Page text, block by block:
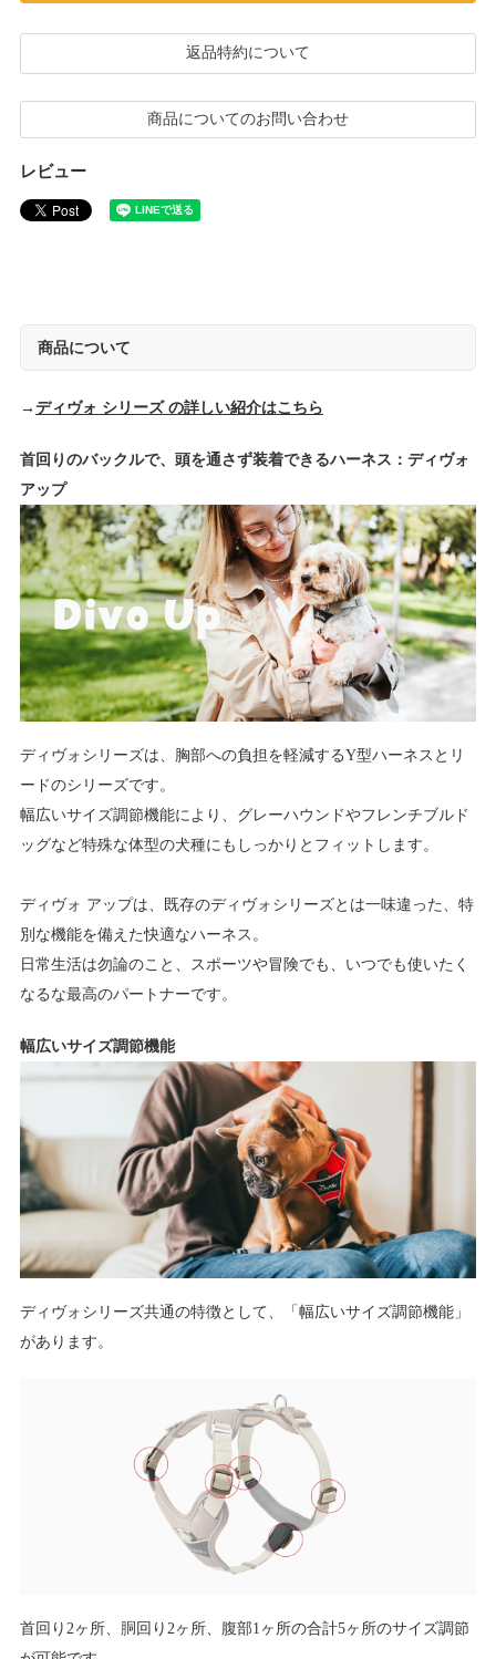
返品特約について
商品についてのお問い合わせ
レビュー
商品について
→ ディヴォ シリーズ の詳しい紹介はこちら
首回りのバックルで、頭を通さず装着できるハーネス：ディヴォ
アップ
ディヴォシリーズは、胸部への負担を軽減するY型ハーネスとリ
ードのシリーズです。
幅広いサイズ調節機能により、グレーハウンドやフレンチブルド
ッグなど特殊な体型の犬種にもしっかりとフィットします。
ディヴォ アップは、既存のディヴォシリーズとは一味違った、特
別な機能を備えた快適なハーネス。
日常生活は勿論のこと、スポーツや冒険でも、いつでも使いたく
なるな最高のパートナーです。
幅広いサイズ調節機能
ディヴォシリーズ共通の特徴として、「幅広いサイズ調節機能」
があります。
首回り2ヶ所、胴回り2ヶ所、腹部1ヶ所の合計5ヶ所のサイズ調節